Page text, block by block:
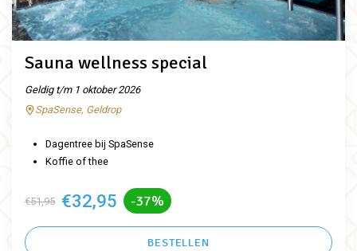
Sauna wellness special
Geldig t/m 1 oktober 2026
SpaSense, Geldrop
Dagentree bij SpaSense
Koffie of thee
€51,95 €32,95 -37%
BESTELLEN